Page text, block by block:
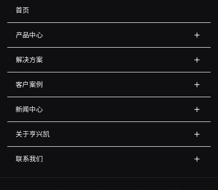
首页
产品中心
解决方案
客户案例
新闻中心
关于亨兴凯
联系我们